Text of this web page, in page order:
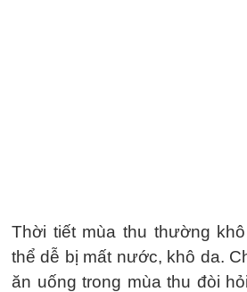
Thời tiết mùa thu thường
thể dễ bị mất nước, khô da.
ăn uống trong mùa thu đòi